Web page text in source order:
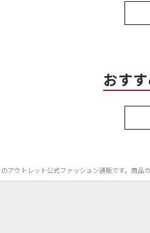
おす
ウトレット公式ファッション通販です。商